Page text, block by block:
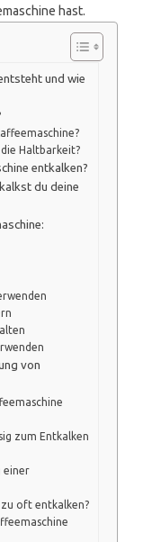
hast.
und wie
Haltbarkeit?
entkalken?
du deine
von
zum Entkalken
einer
oft entkalken?